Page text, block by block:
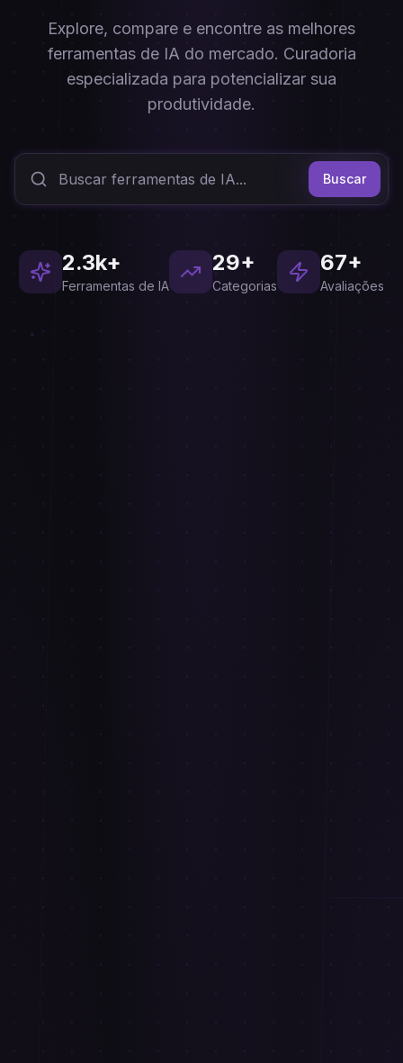
Explore, compare e encontre as melhores
ferramentas de IA do mercado. Curadoria
especializada para potencializar sua
produtividade.
Buscar
2.3k+
Ferramentas de IA
29+
Categorias
67+
Avaliações